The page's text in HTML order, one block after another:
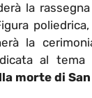
la
la
al tema
morte di San